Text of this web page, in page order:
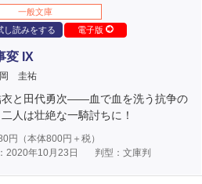
一般文庫
し読みをする
電子版
変 IX
岡 圭祐
衣と田代勇次――血で血を洗う抗争の
人は壮絶な一騎討ちに！
円（本体800円＋税）
2020年10月23日
判型：文庫判